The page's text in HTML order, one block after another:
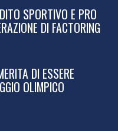
SPORTIVO E PRO
DI FACTORING
DI ESSERE
OLIMPICO